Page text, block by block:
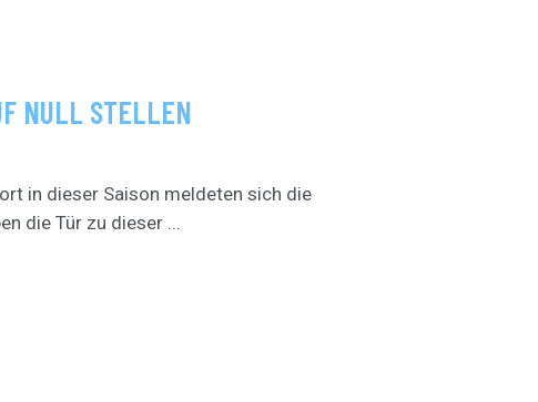
NULL STELLEN
in dieser Saison meldeten sich die
die Tür zu dieser ...